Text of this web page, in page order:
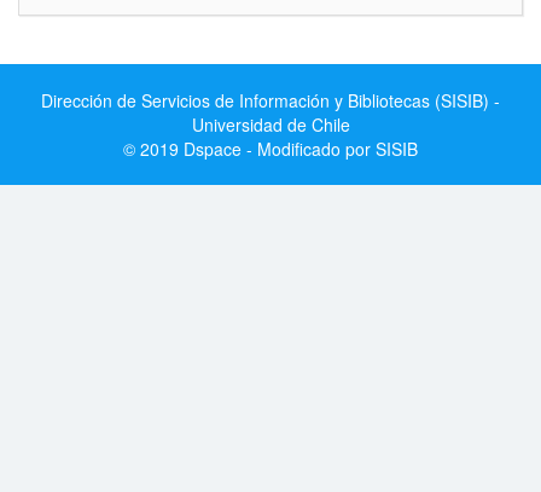
Dirección de Servicios de Información y Bibliotecas (SISIB) -
Universidad de Chile
© 2019 Dspace - Modificado por SISIB